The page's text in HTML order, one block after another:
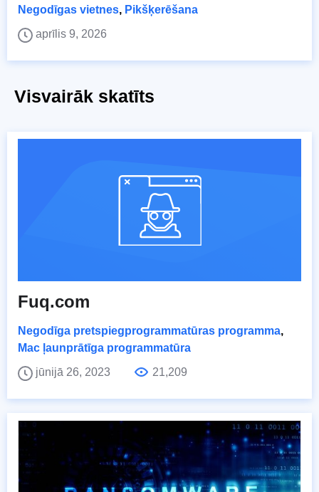
Negodīgas vietnes, Pikšķerēšana
aprīlis 9, 2026
Visvairāk skatīts
Fuq.com
Negodīga pretspiegprogrammatūras programma,
Mac ļaunprātīga programmatūra
jūnijā 26, 2023
21,209